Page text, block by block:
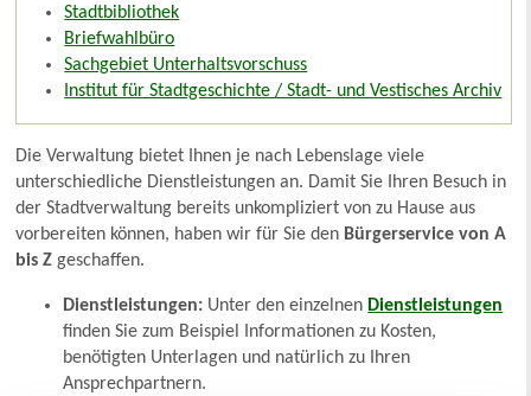
Stadtbibliothek
Briefwahlbüro
Sachgebiet Unterhaltsvorschuss
Institut für Stadtgeschichte / Stadt- und Vestisches Archiv
Die Verwaltung bietet Ihnen je nach Lebenslage viele
unterschiedliche Dienstleistungen an. Damit Sie Ihren Besuch in
der Stadtverwaltung bereits unkompliziert von zu Hause aus
vorbereiten können, haben wir für Sie den Bürgerservice von A
bis Z geschaffen.
Dienstleistungen: Unter den einzelnen Dienstleistungen
finden Sie zum Beispiel Informationen zu Kosten,
benötigten Unterlagen und natürlich zu Ihren
Ansprechpartnern.